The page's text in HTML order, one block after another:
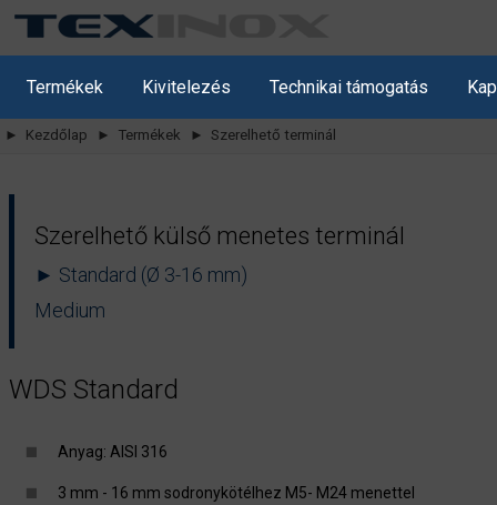
Termékek Kivitelezés Technikai támogatás
► Kezdőlap ► Termékek ► Szerelhető terminál
Szerelhető külső menetes terminál
► Standard (Ø 3-16 mm)
Medium
WDS Standard
Anyag: AISI 316
3 mm - 16 mm sodronykötélhez M5- M24 menettel